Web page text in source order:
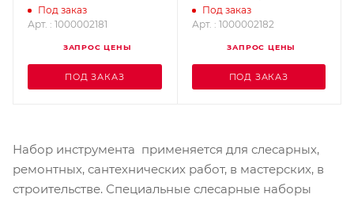
1000002181
Под заказ
Арт. : 1000002181
ЗАПРОС ЦЕНЫ
ПОД ЗАКАЗ
ROTHENBERGER
1000002182
Под заказ
Арт. : 1000002182
ЗАПРОС ЦЕНЫ
ПОД ЗАКАЗ
Набор инструмента применяется для слесарных,
ремонтных, сантехнических работ, в мастерских, в
строительстве. Специальные слесарные наборы